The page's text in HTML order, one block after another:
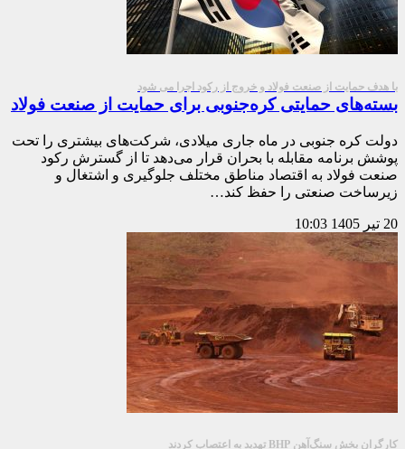
با هدف حمایت از صنعت فولاد و خروج از رکود اجرا می شود
بسته‌های حمایتی کره‌جنوبی برای حمایت از صنعت فولاد
دولت کره جنوبی در ماه جاری میلادی، شرکت‌های بیشتری را تحت
پوشش برنامه مقابله با بحران قرار می‌دهد تا از گسترش رکود
صنعت فولاد به اقتصاد مناطق مختلف جلوگیری و اشتغال و
زیرساخت صنعتی را حفظ کند…
20 تیر 1405 10:03
کارگران بخش سنگ‌آهن BHP تهدید به اعتصاب کردند